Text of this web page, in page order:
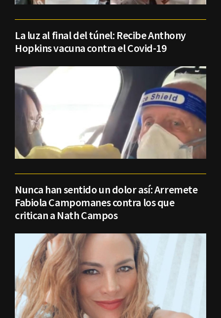
La luz al final del túnel: Recibe Anthony
Hopkins vacuna contra el Covid-19
Nunca han sentido un dolor así: Arremete
Fabiola Campomanes contra los que
critican a Nath Campos